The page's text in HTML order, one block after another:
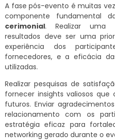
A fase pós-evento é muitas
componente fundamental
cerimonial. Realizar uma
resultados deve ser uma
experiência dos
fornecedores, e a eficácia
utilizadas.
Realizar pesquisas de
fornecer insights valiosos
futuros. Enviar
relacionamento com os
estratégia eficaz para
networking gerado durante o